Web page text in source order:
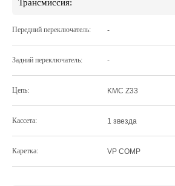
Трансмиссия:
Передний переключатель: -
Задний переключатель: -
Цепь: KMC Z33
Кассета: 1 звезда
Каретка: VP COMP